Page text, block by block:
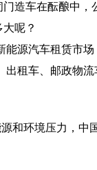
造车在酝酿中，
呢？
租车、邮政物
和环境压力，